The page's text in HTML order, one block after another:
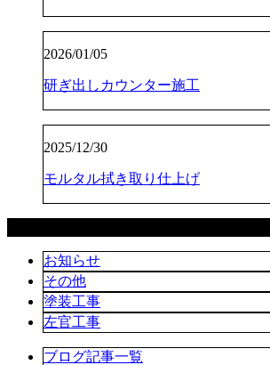
2026/01/05
研ぎ出しカウンター施工
2025/12/30
モルタル拭き取り仕上げ
お知らせ
その他
塗装工事
左官工事
ブログ記事一覧